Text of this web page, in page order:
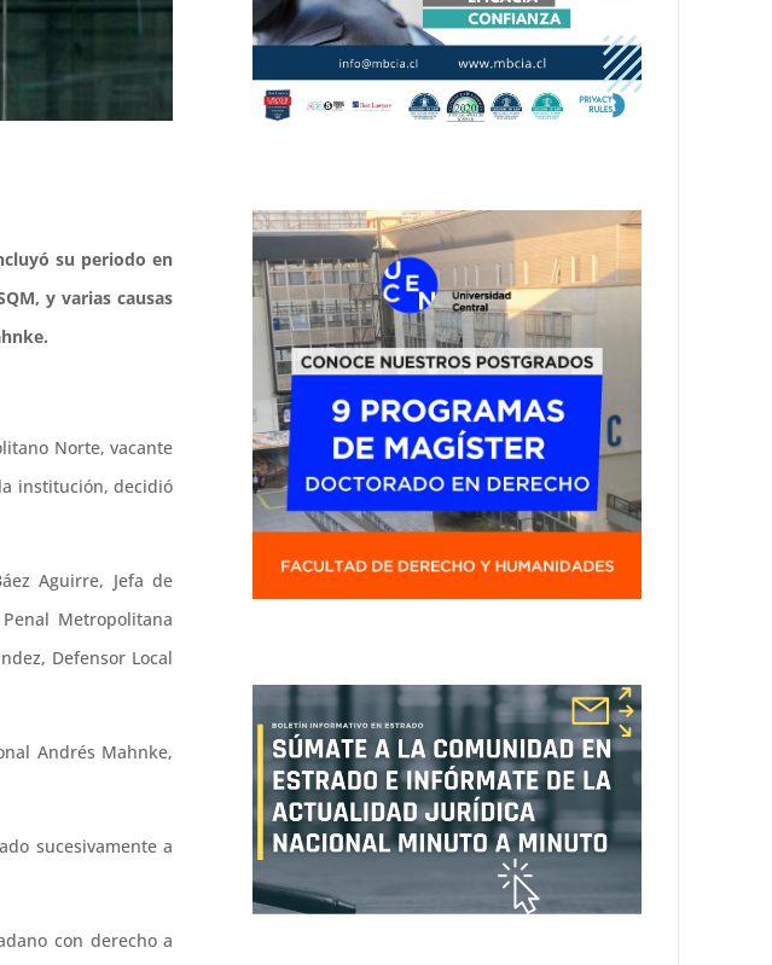
su periodo en
y varias causas
Norte, vacante
institución, decidió
Aguirre, Jefa de
Metropolitana
Defensor Local
Andrés Mahnke,
sucesivamente a
con derecho a